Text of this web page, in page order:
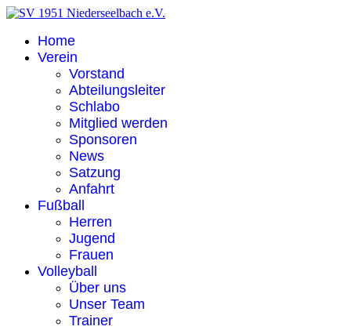
Home
Verein
Vorstand
Abteilungsleiter
Schlabo
Mitglied werden
Sponsoren
News
Satzung
Anfahrt
Fußball
Herren
Jugend
Frauen
Volleyball
Über uns
Unser Team
Trainer